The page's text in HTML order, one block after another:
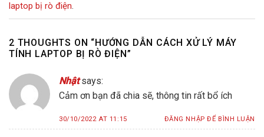
laptop bị rò điện.
2 THOUGHTS ON “HƯỚNG DẪN CÁCH XỬ LÝ MÁY
TÍNH LAPTOP BỊ RÒ ĐIỆN”
Nhật says:
Cảm ơn bạn đã chia sẽ, thông tin rất bổ ích
30/10/2022 AT 11:15 ĐĂNG NHẬP ĐỂ BÌNH LUẬN